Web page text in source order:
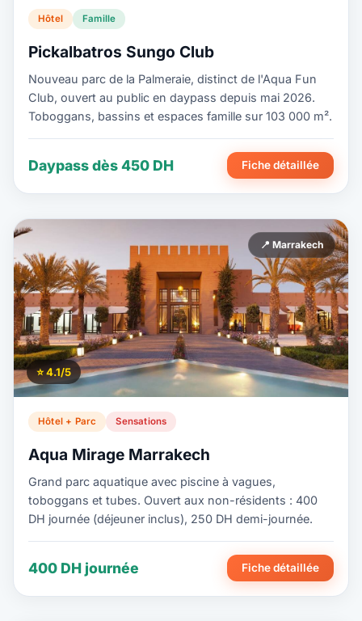
Hôtel Famille
Pickalbatros Sungo Club
Nouveau parc de la Palmeraie, distinct de l'Aqua Fun
Club, ouvert au public en daypass depuis mai 2026.
Toboggans, bassins et espaces famille sur 103 000 m².
Daypass dès 450 DH Fiche détaillée
📍 Marrakech
⭐ 4.1/5
Hôtel + Parc Sensations
Aqua Mirage Marrakech
Grand parc aquatique avec piscine à vagues,
toboggans et tubes. Ouvert aux non-résidents : 400
DH journée (déjeuner inclus), 250 DH demi-journée.
400 DH journée Fiche détaillée